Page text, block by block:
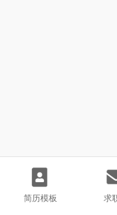
简历模板 求